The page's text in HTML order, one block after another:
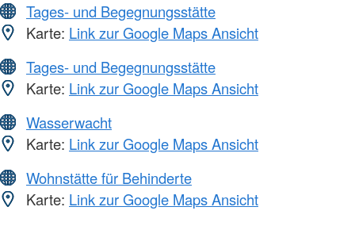
Tages- und Begegnungsstätte
Karte: Link zur Google Maps Ansicht
Tages- und Begegnungsstätte
Karte: Link zur Google Maps Ansicht
Wasserwacht
Karte: Link zur Google Maps Ansicht
Wohnstätte für Behinderte
Karte: Link zur Google Maps Ansicht